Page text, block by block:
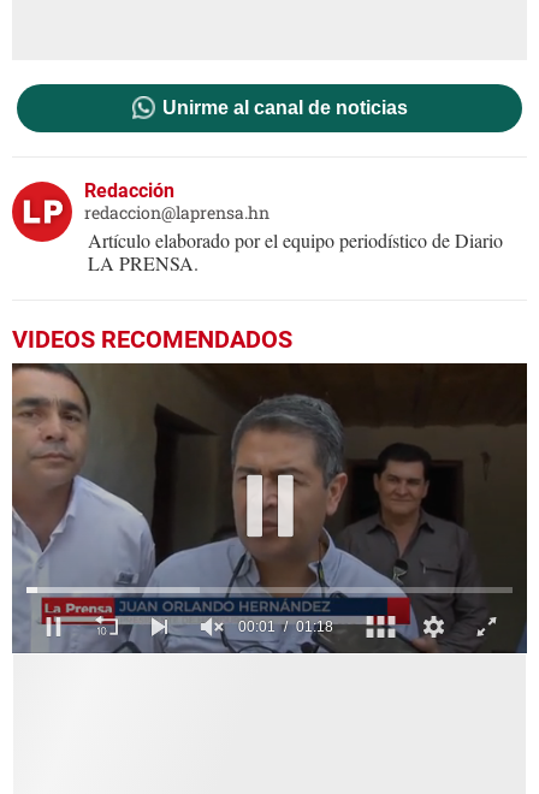
Unirme al canal de noticias
Redacción
redaccion@laprensa.hn
Artículo elaborado por el equipo periodístico de Diario
LA PRENSA.
VIDEOS RECOMENDADOS